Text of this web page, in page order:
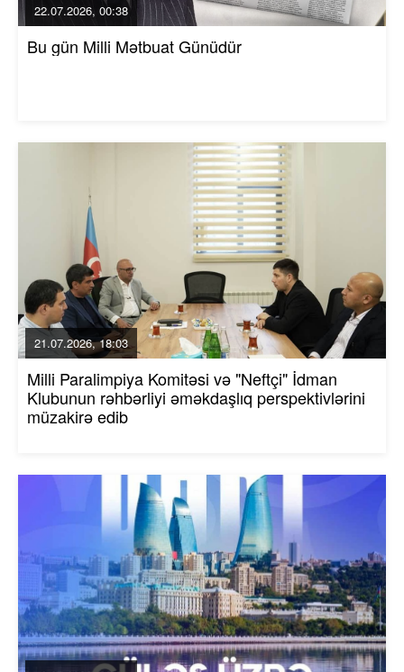
22.07.2026, 00:38
Bu gün Milli Mətbuat Günüdür
21.07.2026, 18:03
Milli Paralimpiya Komitəsi və "Neftçi" İdman
Klubunun rəhbərliyi əməkdaşlıq perspektivlərini
müzakirə edib